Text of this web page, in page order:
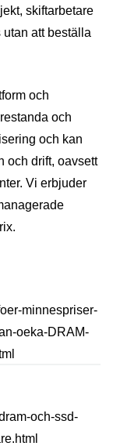
skiftarbetare
att beställa
och
och
och kan
och drift, oavsett
Vi erbjuder
minnespriser-
oeka-DRAM-
och-ssd-